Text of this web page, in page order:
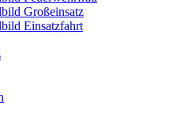
Großeinsatz
Einsatzfahrt